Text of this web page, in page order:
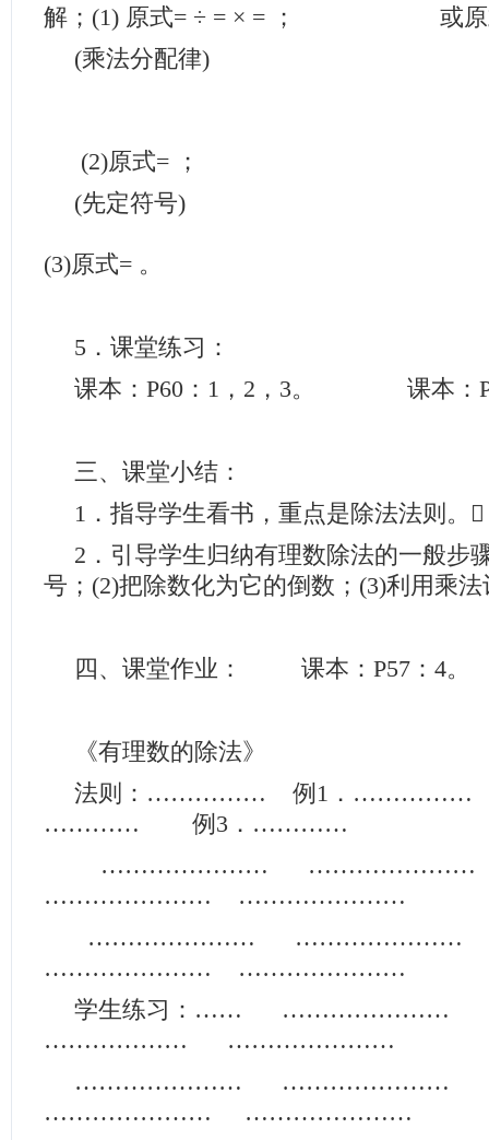
解；(1) 原式= ÷ = × = ； 或原
(乘法分配律)
(2)原式= ；
(先定符号)
(3)原式= 。
5．课堂练习：
课本：P60：1，2，3。 课本：
三、课堂小结：
1．指导学生看书，重点是除法法则。
2．引导学生归纳有理数除法的一般步
号；(2)把除数化为它的倒数；(3)利用乘
四、课堂作业： 课本：P57：4。
《有理数的除法》
法则：…………… 例1．……………
………… 例3．…………
…………………
………………… …………………
…………………
………………… …………………
学生练习：……
……………… …………………
………………… …………………
………………… …………………